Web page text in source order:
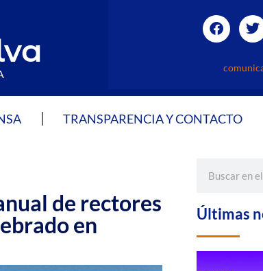
TRANSPARENCIA Y CONTACTO
de rectores
en
Últimas